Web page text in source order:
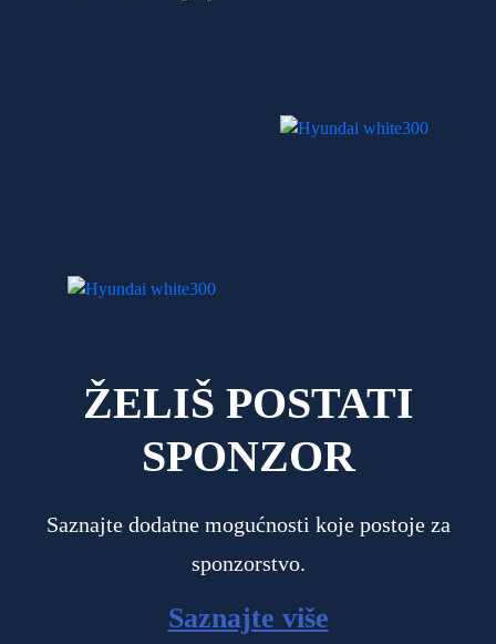
ŽELIŠ POSTATI
SPONZOR
Saznajte dodatne mogućnosti koje postoje za
sponzorstvo.
Saznajte više